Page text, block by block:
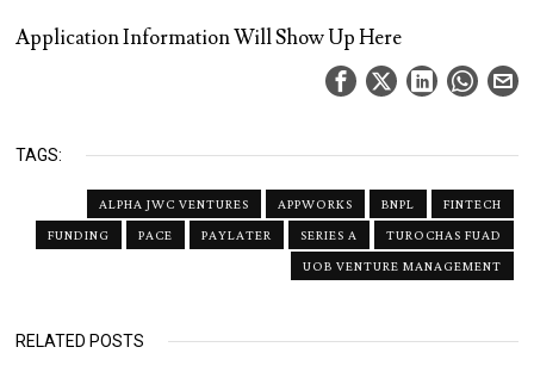
Application Information Will Show Up Here
TAGS:
ALPHA JWC VENTURES APPWORKS BNPL
FINTECH
FUNDING
PACE PAYLATER SERIES A
TUROCHAS FUAD
UOB VENTURE MANAGEMENT
RELATED POSTS